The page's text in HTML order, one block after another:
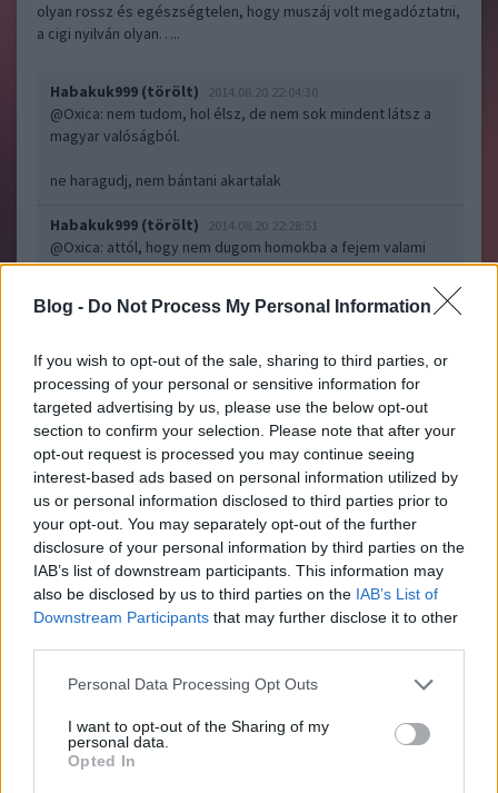
Blog - Do Not Process My Personal Information
If you wish to opt-out of the sale, sharing to third parties, or
processing of your personal or sensitive information for
targeted advertising by us, please use the below opt-out
section to confirm your selection. Please note that after your
opt-out request is processed you may continue seeing
interest-based ads based on personal information utilized by
us or personal information disclosed to third parties prior to
your opt-out. You may separately opt-out of the further
disclosure of your personal information by third parties on the
IAB’s list of downstream participants. This information may
also be disclosed by us to third parties on the IAB’s List of
Downstream Participants that may further disclose it to other
Please note that this website/app uses one or more Google
not limited to your visit or usage behaviour. You may click to
grant or deny consent to Google and its third-party tags to
use your data for below specified purposes in below Google
Personal Data Processing Opt Outs
I want to opt-out of the Sharing of my
personal data.
Opted In
olyan rossz és egészségtelen, hogy muszáj volt megadóztatni,
a cigi nyilván olyan…..
Habakuk999 (törölt) 2014.08.20 22:04:30
@Oxica: nem tudom, hol élsz, de nem sok mindent látsz a
magyar valóságból.
ne haragudj, nem bántani akartalak
Habakuk999 (törölt) 2014.08.20 22:28:51
@Oxica: attól, hogy nem dugom homokba a fejem valami
ellenzékinek nevezett csoportocska híveként, még nem
csak azért, nehogy megismétlődjön a kétharmad. kevés
voltam, mint a borravaló.
Nem ártana fölébredni az álomvilágból: a négy év ellenzéki
tevékenysége egyenlő a nullával, az ország nem kér
belőle, most jön a harmadik egyértelmű bizonyíték.
Ebből nem tanulni ugyanolyan stupidság, mint a narancs
gyalogok vakhite.
Habakuk999 (törölt) 2014.08.20 23:13:27
@Oxica: A hitedet én, a hitetlen tisztelem.
A dk arra készül, amire akar, tőlem készülhet 2998-ra is.
tényezőként aposztrofáló párttól.
A magamfajta eccerű elme úgy gondolná, nem melegedni
járnak a képviselői különböző épületekbe, hanem ellenzéki